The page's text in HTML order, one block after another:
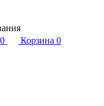
0 Корзина 0